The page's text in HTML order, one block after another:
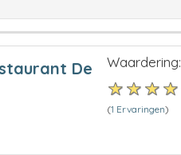
De
Waardering:
(1 Ervaringen)